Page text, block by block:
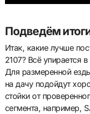
Подведём
Итак, какие лучше
2107? Всё упирается
Для размеренной
на дачу подойдут
стойки от
сегмента, например,